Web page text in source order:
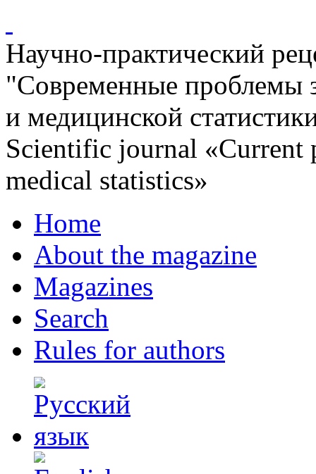
Научно-практический
"Современные проблемы
и медицинской
Scientific journal «Current
medical statistics»
Home
About the magazine
Magazines
Search
Rules for authors